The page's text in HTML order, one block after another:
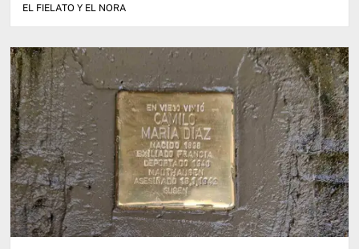
EL FIELATO Y EL NORA